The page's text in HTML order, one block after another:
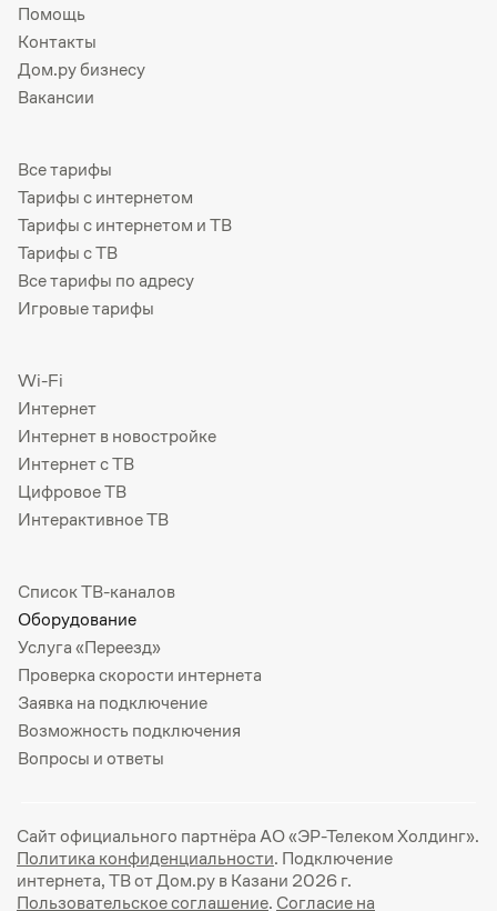
Помощь
Контакты
Дом.ру бизнесу
Вакансии
Все тарифы
Тарифы с интернетом
Тарифы с интернетом и ТВ
Тарифы с ТВ
Все тарифы по адресу
Игровые тарифы
Wi-Fi
Интернет
Интернет в новостройке
Интернет с ТВ
Цифровое ТВ
Интерактивное ТВ
Список ТВ-каналов
Оборудование
Услуга «Переезд»
Проверка скорости интернета
Заявка на подключение
Возможность подключения
Вопросы и ответы
Сайт официального партнёра АО «ЭР-Телеком Холдинг».
Политика конфиденциальности. Подключение
интернета, ТВ от Дом.ру в Казани 2026 г.
Пользовательское соглашение. Согласие на